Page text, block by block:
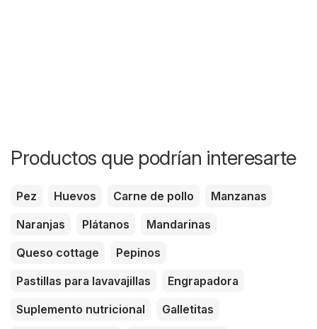
Productos que podrían interesarte
Pez Huevos Carne de pollo
Manzanas
Naranjas
Plátanos
Mandarinas
Queso cottage
Pepinos
Pastillas para lavavajillas
Engrapadora
Suplemento nutricional
Galletitas